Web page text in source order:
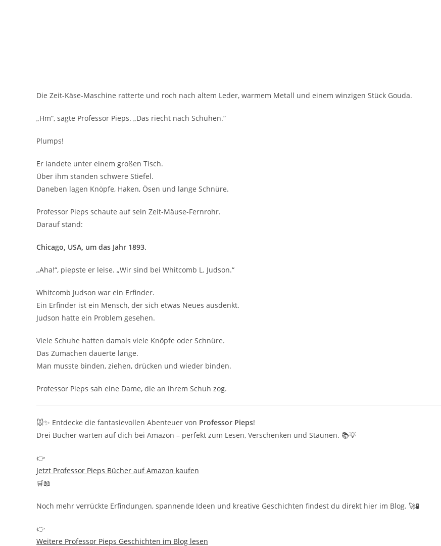
Die Zeit-Käse-Maschine ratterte und roch nach altem Leder, warmem Metall und einem winzigen Stück Gouda.
„Hm“, sagte Professor Pieps. „Das riecht nach Schuhen.“
Plumps!
Er landete unter einem großen Tisch.
Über ihm standen schwere Stiefel.
Daneben lagen Knöpfe, Haken, Ösen und lange Schnüre.
Professor Pieps schaute auf sein Zeit-Mäuse-Fernrohr.
Darauf stand:
Chicago, USA, um das Jahr 1893.
„Aha!“, piepste er leise. „Wir sind bei Whitcomb L. Judson.“
Whitcomb Judson war ein Erfinder.
Ein Erfinder ist ein Mensch, der sich etwas Neues ausdenkt.
Judson hatte ein Problem gesehen.
Viele Schuhe hatten damals viele Knöpfe oder Schnüre.
Das Zumachen dauerte lange.
Man musste binden, ziehen, drücken und wieder binden.
Professor Pieps sah eine Dame, die an ihrem Schuh zog.
🐭✨ Entdecke die fantasievollen Abenteuer von Professor Pieps!
Drei Bücher warten auf dich bei Amazon – perfekt zum Lesen, Verschenken und Staunen. 📚💡
👉
Jetzt Professor Pieps Bücher auf Amazon kaufen
🛒📖
Noch mehr verrückte Erfindungen, spannende Ideen und kreative Geschichten findest du direkt hier im Blog. 🚀🧪
👉
Weitere Professor Pieps Geschichten im Blog lesen